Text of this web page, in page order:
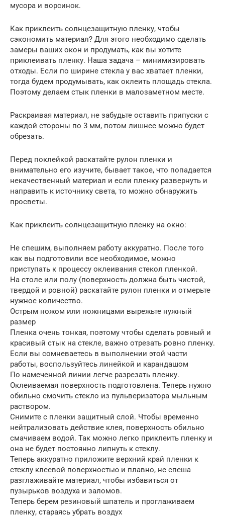
мусора и ворсинок.
Как приклеить солнцезащитную пленку, чтобы
сэкономить материал? Для этого необходимо сделать
замеры ваших окон и продумать, как вы хотите
приклеивать пленку. Наша задача – минимизировать
отходы. Если по ширине стекла у вас хватает пленки,
тогда будем продумывать, как оклеить площадь стекла.
Поэтому делаем стык пленки в малозаметном месте.
Раскраивая материал, не забудьте оставить припуски с
каждой стороны по 3 мм, потом лишнее можно будет
обрезать.
Перед поклейкой раскатайте рулон пленки и
внимательно его изучите, бывает такое, что попадается
некачественный материал и если пленку развернуть и
направить к источнику света, то можно обнаружить
просветы.
Как приклеить солнцезащитную пленку на окно:
Не спешим, выполняем работу аккуратно. После того
как вы подготовили все необходимое, можно
приступать к процессу оклеивания стекол пленкой.
На столе или полу (поверхность должна быть чистой,
твердой и ровной) раскатайте рулон пленки и отмерьте
нужное количество.
Острым ножом или ножницами вырежьте нужный
размер
Пленка очень тонкая, поэтому чтобы сделать ровный и
красивый стык на стекле, важно отрезать ровно пленку.
Если вы сомневаетесь в выполнении этой части
работы, воспользуйтесь линейкой и карандашом
По намеченной линии легче разрезать пленку.
Оклеиваемая поверхность подготовлена. Теперь нужно
обильно смочить стекло из пульверизатора мыльным
раствором.
Снимите с пленки защитный слой. Чтобы временно
нейтрализовать действие клея, поверхность обильно
смачиваем водой. Так можно легко приклеить пленку и
она не будет постоянно липнуть к стеклу.
Теперь аккуратно приложите верхний край пленки к
стеклу клеевой поверхностью и плавно, не спеша
разглаживайте материал, чтобы избавиться от
пузырьков воздуха и заломов.
Теперь берем резиновый шпатель и проглаживаем
пленку, стараясь убрать воздух